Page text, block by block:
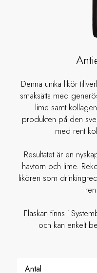
Denna unika likör
smaksätts med
lime samt
produkten på den
med rent
Resultatet är en
havtorn och lime.
likören som
Flaskan finns i
och kan enkelt